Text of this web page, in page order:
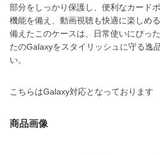
部分をしっかり保護し、便利なカード
機能を備え、動画視聴も快適に楽しめ
備えたこのケースは、日常使いにぴっ
たのGalaxyをスタイリッシュに守る逸
い。
こちらはGalaxy対応となっております
商品画像